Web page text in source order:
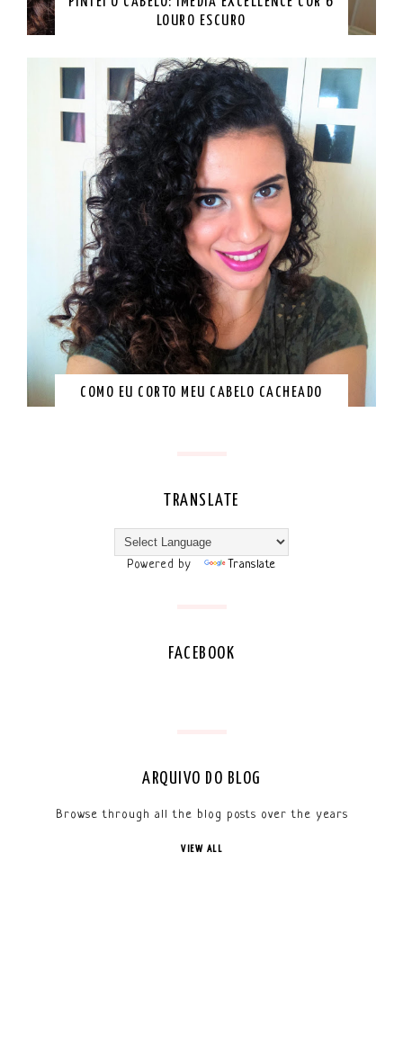
LOURO ESCURO
COMO EU CORTO MEU CABELO CACHEADO
TRANSLATE
Powered by Translate
FACEBOOK
ARQUIVO DO BLOG
Browse through all the blog posts over the years
VIEW ALL